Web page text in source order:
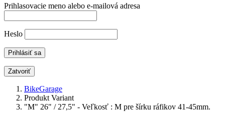
Prihlasovacie meno alebo e-mailová adresa
Heslo
Zatvoriť
BikeGarage
Produkt Variant
"M" 26" / 27,5" - Veľkosť : M pre šírku ráfikov 41-45mm.